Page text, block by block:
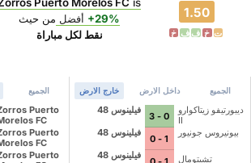
+29% أفضل من حيث
نقط لكل مباراة
1.50
ت خ ف ف خ
الجميع
Puerto
FC
Puerto
FC
Puerto
الجميع داخل الارض خارج الارض
فيلينوس 48
0 - 3
ديبورتيفو زيتاكوارو
II
فيلينوس 48
1 - 0
بيونيروس جونيور
فيلينوس 48
تشيتومال